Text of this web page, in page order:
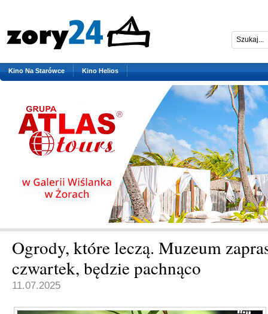
Kino Na Starówce Kino Helios
Ogrody, które leczą. Muzeum
czwartek, będzie pachnąco
11.07.2025